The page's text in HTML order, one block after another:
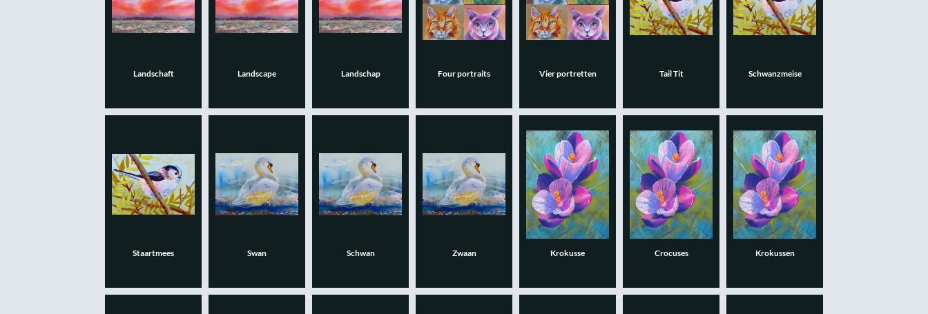
Landschaft Landscape Landschap Four portraits Vier portretten Tail Tit Schwanzmeise
Staartmees Swan Schwan Zwaan Krokusse Crocuses Krokussen